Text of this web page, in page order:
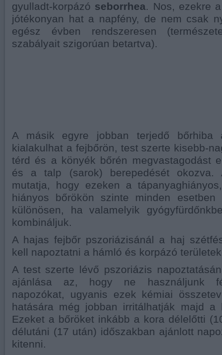
gyulladt-korpázó seborrhea. Nos, ezekre
jótékonyan hat a napfény, de nem csak
egész évben rendszeresen
szabályait szigorúan betartva).
A másik egyre jobban terjedő
kialakulhat a fejbőrön, test szerte kisebb-
térd és a könyék bőrén megvastagodást
és a talp (sarok) berepedését okozva.
mutatja, hogy ezeken a
hiányos bőrökön szinte minden
különösen, ha valamelyik
kombináljuk.
A hajas fejbőr pszoriázisánál a haj
kell napoztatni a hámló és korpázó
A test szerte lévő pszoriázis
ajánlása az, hogy ne használjunk
napozókat, ugyanis ezek kémiai
hatására még jobban irritálhatják majd a
Ezeket a bőröket inkább a kora délelőtti
délutáni (17 után) időszakban ajánlott
kitenni.